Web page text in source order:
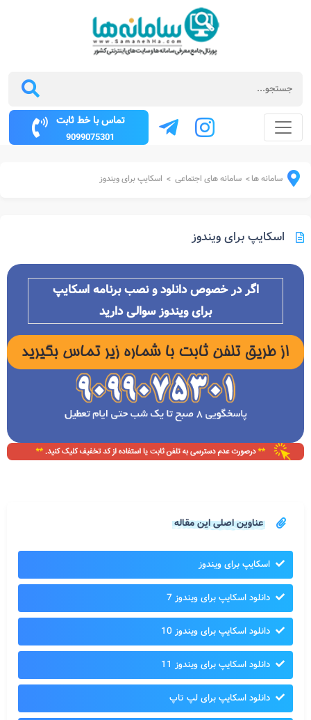
تماس با خط ثابت
9099075301
سامانه ها> سامانه های اجتماعی > اسکایپ برای ویندوز
اسکایپ برای ویندوز
اگر در خصوص دانلود و نصب برنامهاسکایپ
برای ویندوز سوالی دارید
عناوین اصلی این مقاله
اسکایپ برای ویندوز
دانلود اسکایپ برای ویندوز 7
دانلود اسکایپ برای ویندوز 10
دانلود اسکایپ برای ویندوز 11
دانلود اسکایپ برای لپ تاپ